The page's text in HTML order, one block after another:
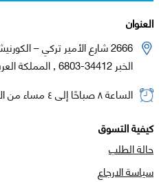
العنوان
2666 شارع الأمير تركي – الكورنيش , وحدة رقم 102
الخبر 34412-6803 , المملكة العربية السعودية
الساعة ٨ صباحًا إلى ٤ مساء من الأحد إلى الخميس
كيفية التسوق
حالة الطلب
سياسة الارجاع